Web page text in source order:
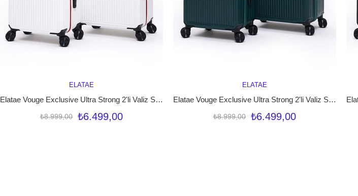
SEPETE EKLE
ELATAE
Elatae Vouge Exclusive Ultra Strong 2'li Valiz Seti Orta Boy - Kabin Boy Beyaz V10737
₺6.499,00
₺8.999,00
SEPETE EKLE
ELATAE
Elatae Vouge Exclusive Ultra Strong 2'li Valiz Seti Orta Boy - Kabin Boy Petrol V10737
₺6.499,00
₺8.999,00